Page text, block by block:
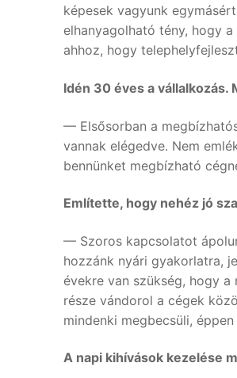
képesek vagyunk
elhanyagolható tény, hogy
ahhoz, hogy
Idén 30 éves a
— Elsősorban a
vannak elégedve. Nem
bennünket megbízható
Említette, hogy nehéz jó
— Szoros kapcsolatot
hozzánk nyári gyakorlatra,
évekre van szükség, hogy
része vándorol a cégek
mindenki megbecsüli,
A napi kihívások kezelése